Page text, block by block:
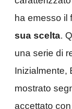
ha emesso il
sua scelta.
una serie di
Inizialmente,
mostrato
accettato